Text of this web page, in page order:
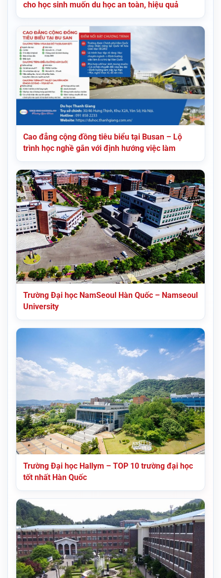
cho học sinh muốn du học an toàn, hiệu quả
Cao đẳng cộng đồng tiêu biểu tại Busan – Lộ
trình học nghề gắn với định hướng việc làm
Trường Đại học NamSeoul Hàn Quốc – Namseoul
University
Trường Đại học Hallym – TOP 10 trường đại học
tốt nhất Hàn Quốc